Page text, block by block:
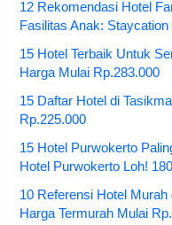
12 Rekomendasi Hotel
Fasilitas Anak:
15 Hotel Terbaik Untuk
Harga Mulai Rp.283.000
15 Daftar Hotel di
Rp.225.000
15 Hotel Purwokerto
Hotel Purwokerto Loh!
10 Referensi Hotel
Harga Termurah Mulai